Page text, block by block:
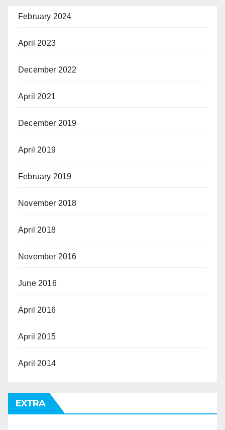
February 2024
April 2023
December 2022
April 2021
December 2019
April 2019
February 2019
November 2018
April 2018
November 2016
June 2016
April 2016
April 2015
April 2014
EXTRA